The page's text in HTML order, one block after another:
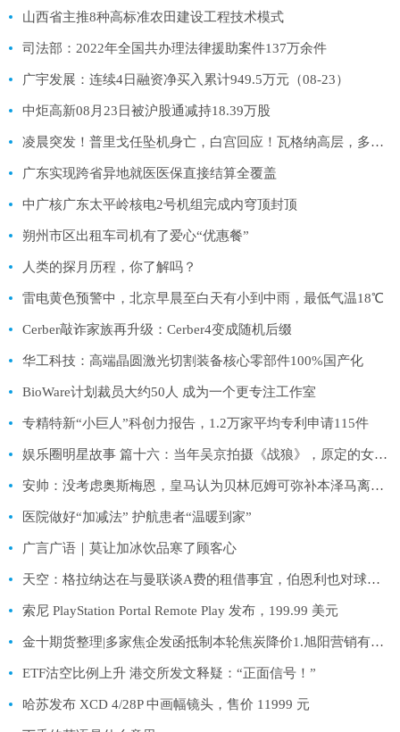
山西省主推8种高标准农田建设工程技术模式
司法部：2022年全国共办理法律援助案件137万余件
广宇发展：连续4日融资净买入累计949.5万元（08-23）
中炬高新08月23日被沪股通减持18.39万股
凌晨突发！普里戈任坠机身亡，白宫回应！瓦格纳高层，多人遇难
广东实现跨省异地就医医保直接结算全覆盖
中广核广东太平岭核电2号机组完成内穹顶封顶
朔州市区出租车司机有了爱心“优惠餐”
人类的探月历程，你了解吗？
雷电黄色预警中，北京早晨至白天有小到中雨，最低气温18℃
Cerber敲诈家族再升级：Cerber4变成随机后缀
华工科技：高端晶圆激光切割装备核心零部件100%国产化
BioWare计划裁员大约50人 成为一个更专注工作室
专精特新“小巨人”科创力报告，1.2万家平均专利申请115件
娱乐圈明星故事 篇十六：当年吴京拍摄《战狼》，原定的女主狮子大开口，不加价不会进组
安帅：没考虑奥斯梅恩，皇马认为贝林厄姆可弥补本泽马离队损失
医院做好“加减法” 护航患者“温暖到家”
广言广语｜莫让加冰饮品寒了顾客心
天空：格拉纳达在与曼联谈A费的租借事宜，伯恩利也对球员有意
索尼 PlayStation Portal Remote Play 发布，199.99 美元
金十期货整理|多家焦企发函抵制本轮焦炭降价1.旭阳营销有限公司：考虑到当前焦炭供应仍然偏紧，催货现象明显。同时，近期煤矿事故频发，煤炭供应紧张，价格仍处于高位。为保障各户焦炭的稳定供应和产品品质，经公司研究决定不同意焦炭此轮降价。2.山西梗阳新能源有限公司销售分公司
ETF沽空比例上升 港交所发文释疑：“正面信号！”
哈苏发布 XCD 4/28P 中画幅镜头，售价 11999 元